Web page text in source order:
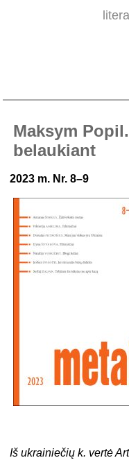
Maksym
belaukiant
2023 m. Nr. 8–9
Iš ukrainiečių k. vertė